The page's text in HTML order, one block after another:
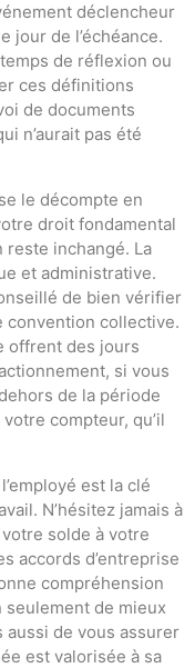
déclencheur
jour de l’échéance.
de réflexion ou
ces définitions
de documents
n’aurait pas été
le décompte en
droit fondamental
reste inchangé. La
et administrative.
de bien vérifier
convention collective.
offrent des jours
si vous
de la période
compteur, qu’il
est la clé
N’hésitez jamais à
solde à votre
accords d’entreprise
compréhension
seulement de mieux
aussi de vous assurer
est valorisée à sa